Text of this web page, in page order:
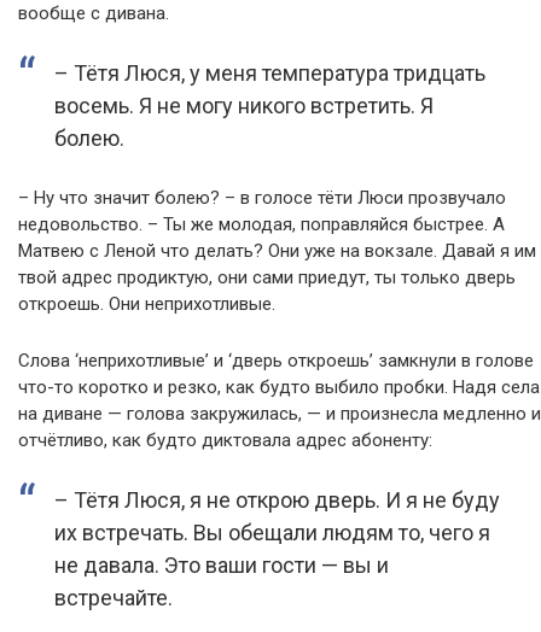
вообще с дивана.
– Тётя Люся, у меня температура тридцать
восемь. Я не могу никого встретить. Я
болею.
– Ну что значит болею? – в голосе тёти Люси прозвучало
недовольство. – Ты же молодая, поправляйся быстрее. А
Матвею с Леной что делать? Они уже на вокзале. Давай я им
твой адрес продиктую, они сами приедут, ты только дверь
откроешь. Они неприхотливые.
Слова ‘неприхотливые’ и ‘дверь откроешь’ замкнули в голове
что-то коротко и резко, как будто выбило пробки. Надя села
на диване — голова закружилась, — и произнесла медленно и
отчётливо, как будто диктовала адрес абоненту:
– Тётя Люся, я не открою дверь. И я не буду
их встречать. Вы обещали людям то, чего я
не давала. Это ваши гости — вы и
встречайте.